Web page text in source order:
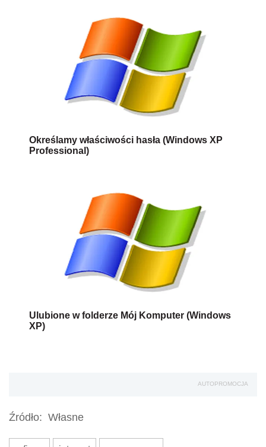
Określamy właściwości hasła (Windows XP
Professional)
Ulubione w folderze Mój Komputer (Windows
XP)
AUTOPROMOCJA
Źródło: Własne